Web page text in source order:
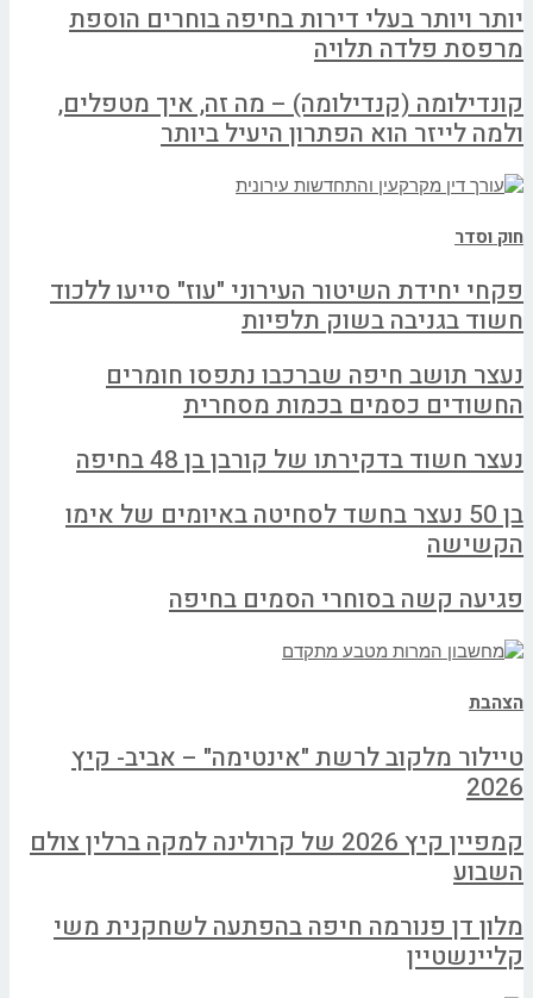
יותר ויותר בעלי דירות בחיפה בוחרים הוספת
מרפסת פלדה תלויה
קונדילומה (קנדילומה) – מה זה, איך מטפלים,
ולמה לייזר הוא הפתרון היעיל ביותר
חוק וסדר
פקחי יחידת השיטור העירוני "עוז" סייעו ללכוד
חשוד בגניבה בשוק תלפיות
נעצר תושב חיפה שברכבו נתפסו חומרים
החשודים כסמים בכמות מסחרית
נעצר חשוד בדקירתו של קורבן בן 48 בחיפה
בן 50 נעצר בחשד לסחיטה באיומים של אימו
הקשישה
פגיעה קשה בסוחרי הסמים בחיפה
הצהבת
טיילור מלקוב לרשת "אינטימה" – אביב- קיץ
2026
קמפיין קיץ 2026 של קרולינה למקה ברלין צולם
השבוע
מלון דן פנורמה חיפה בהפתעה לשחקנית משי
קליינשטיין